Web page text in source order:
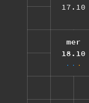
17.10
mer
18.10